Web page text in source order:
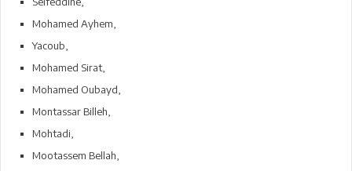
Mohamed Ayhem,
Yacoub,
Mohamed Sirat,
Mohamed Oubayd,
Montassar Billeh,
Mohtadi,
Mootassem Bellah,